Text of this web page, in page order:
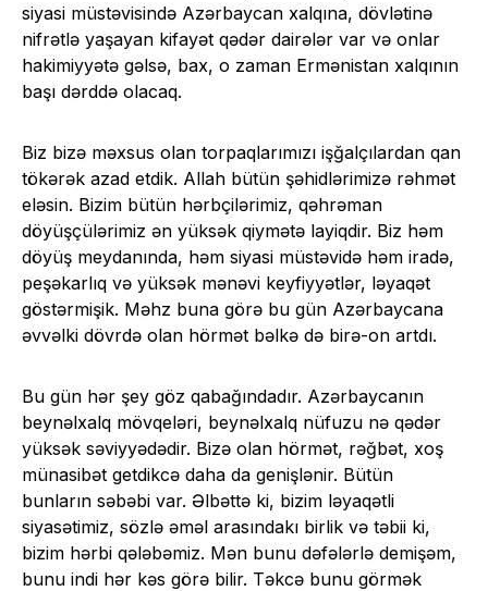
siyasi müstəvisində Azərbaycan xalqına, dövlətinə
nifrətlə yaşayan kifayət qədər dairələr var və onlar
hakimiyyətə gəlsə, bax, o zaman Ermənistan xalqının
başı dərddə olacaq.
Biz bizə məxsus olan torpaqlarımızı işğalçılardan qan
tökərək azad etdik. Allah bütün şəhidlərimizə rəhmət
eləsin. Bizim bütün hərbçilərimiz, qəhrəman
döyüşçülərimiz ən yüksək qiymətə layiqdir. Biz həm
döyüş meydanında, həm siyasi müstəvidə həm iradə,
peşəkarlıq və yüksək mənəvi keyfiyyətlər, ləyaqət
göstərmişik. Məhz buna görə bu gün Azərbaycana
əvvəlki dövrdə olan hörmət bəlkə də birə-on artdı.
Bu gün hər şey göz qabağındadır. Azərbaycanın
beynəlxalq mövqeləri, beynəlxalq nüfuzu nə qədər
yüksək səviyyədədir. Bizə olan hörmət, rəğbət, xoş
münasibət getdikcə daha da genişlənir. Bütün
bunların səbəbi var. Əlbəttə ki, bizim ləyaqətli
siyasətimiz, sözlə əməl arasındakı birlik və təbii ki,
bizim hərbi qələbəmiz. Mən bunu dəfələrlə demişəm,
bunu indi hər kəs görə bilir. Təkcə bunu görmək